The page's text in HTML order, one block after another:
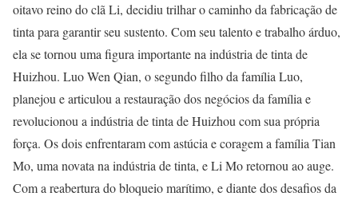
oitavo reino do clã Li, decidiu trilhar o caminho da fabricação de
tinta para garantir seu sustento. Com seu talento e trabalho árduo,
ela se tornou uma figura importante na indústria de tinta de
Huizhou. Luo Wen Qian, o segundo filho da família Luo,
planejou e articulou a restauração dos negócios da família e
revolucionou a indústria de tinta de Huizhou com sua própria
força. Os dois enfrentaram com astúcia e coragem a família Tian
Mo, uma novata na indústria de tinta, e Li Mo retornou ao auge.
Com a reabertura do bloqueio marítimo, e diante dos desafios da